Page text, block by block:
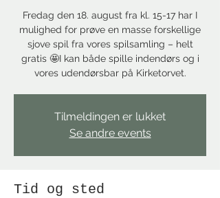
Fredag den 18. august fra kl. 15-17 har I
mulighed for prøve en masse forskellige
sjove spil fra vores spilsamling – helt
gratis 🤩I kan både spille indendørs og i
vores udendørsbar på Kirketorvet.
Tilmeldingen er lukket
Se andre events
Tid og sted